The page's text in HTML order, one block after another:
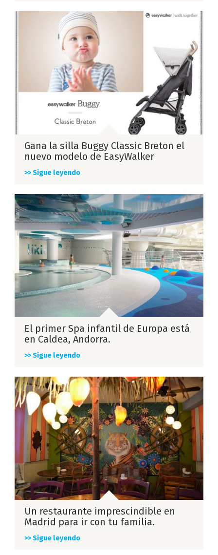
Gana la silla Buggy Classic Breton el
nuevo modelo de EasyWalker
>> Sigue leyendo
El primer Spa infantil de Europa está
en Caldea, Andorra.
>> Sigue leyendo
Un restaurante imprescindible en
Madrid para ir con tu familia.
>> Sigue leyendo